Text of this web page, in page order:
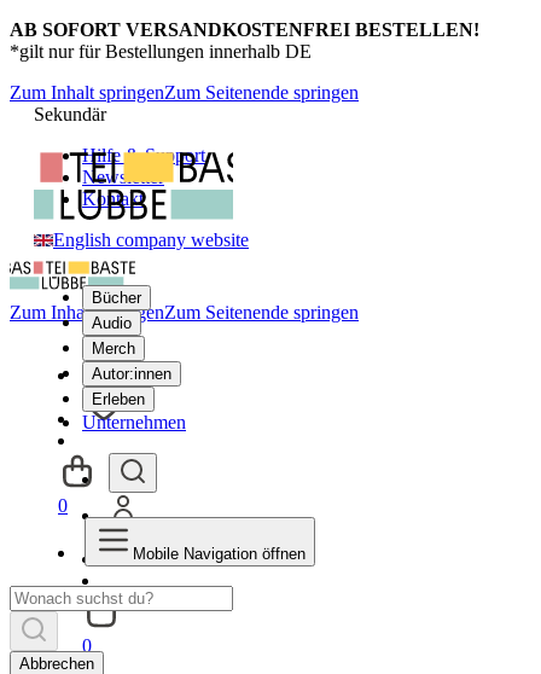
AB SOFORT VERSANDKOSTENFREI BESTELLEN!
*gilt nur für Bestellungen innerhalb DE
Zum Inhalt springenZum Seitenende springen
Sekundär
Hilfe & Support
Newsletter
Kontakt
English company website
Bücher
Audio
Merch
Autor:innen
Erleben
Unternehmen
0
Zum Inhalt springenZum Seitenende springen
0
Mobile Navigation öffnen
Abbrechen